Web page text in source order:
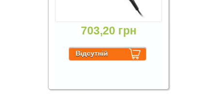
703,20 грн